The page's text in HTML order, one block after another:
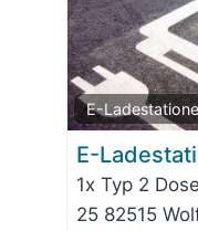
E-
1x Typ 2
25 82515